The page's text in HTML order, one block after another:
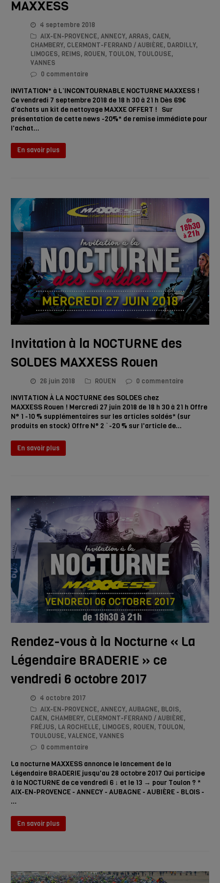
MAXXESS
4 septembre 2018
AIX-EN-PROVENCE,ANNECY,ARRAS, CAEN,
CHAMBERY, CLERMONT-FERRAND / AUBIÈRE, DARDILLY,
LIMOGES, REIMS, ROUEN, TOULON, TOULOUSE,
VANNES
0 commentaire
INVITATION* à L’INCONTOURNABLE NOCTURNE MAXXESS !
Ce vendredi 7 septembre 2018 de 18 h 30 à 21 h Dès 69€
d'achats un kit de nettoyage MAXXE OFFERT ! Sur
présentation de cette news -20%* de remise immédiate pour
l'achat…
En savoir plus
Invitation à la NOCTURNE des
SOLDES MAXXESS Rouen
26 juin 2018 ROUEN 0 commentaire
INVITATION À LA NOCTURNE des SOLDES chez
MAXXESS Rouen ! Mercredi 27 juin 2018 de 18 h 30 à 21 h Offre
N° 1 -10 % supplémentaires sur les articles soldés* (sur
produits en stock) Offre N° 2 `-20 % sur l'article de…
En savoir plus
Rendez-vous à la Nocturne « La
Légendaire BRADERIE » ce
vendredi 6 octobre 2017
4 octobre 2017
AIX-EN-PROVENCE,ANNECY,AUBAGNE, BLOIS,
CAEN, CHAMBERY, CLERMONT-FERRAND / AUBIÈRE,
FRÉJUS, LA ROCHELLE, LIMOGES, ROUEN, TOULON,
TOULOUSE,VALENCE,VANNES
0 commentaire
La nocturne MAXXESS annonce le lancement de la
Légendaire BRADERIE jusqu'au 28 octobre 2017 Qui participe
à la NOCTURNE de ce vendredi 6 ↓ et le 13 → pour Toulon ? *
AIX-EN-PROVENCE - ANNECY - AUBAGNE - AUBIÈRE - BLOIS -
…
En savoir plus